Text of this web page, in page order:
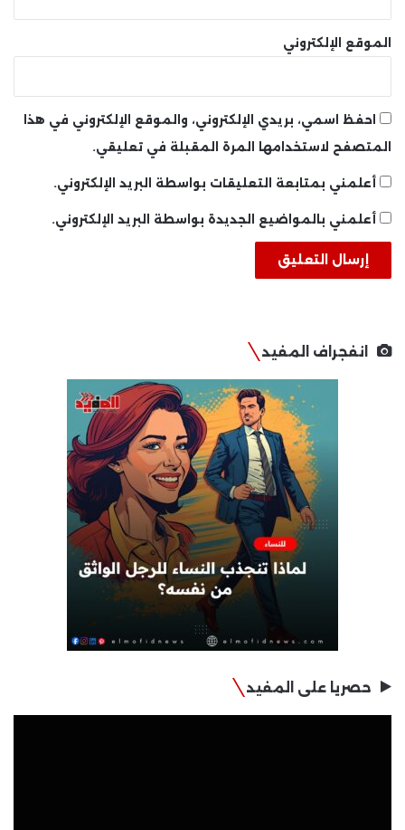
الموقع الإلكتروني
احفظ اسمي، بريدي الإلكتروني، والموقع الإلكتروني في هذا
المتصفح لاستخدامها المرة المقبلة في تعليقي.
أعلمني بمتابعة التعليقات بواسطة البريد الإلكتروني.
أعلمني بالمواضيع الجديدة بواسطة البريد الإلكتروني.
انفجراف المفيد
حصريا على المفيد